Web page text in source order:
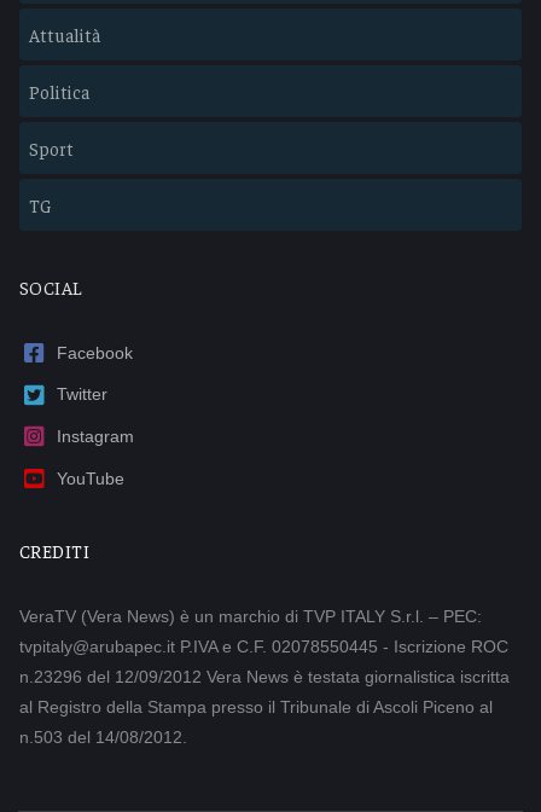
Attualità
Politica
Sport
TG
SOCIAL
Facebook
Twitter
Instagram
YouTube
CREDITI
VeraTV (Vera News) è un marchio di TVP ITALY S.r.l. – PEC:
tvpitaly@arubapec.it P.IVA e C.F. 02078550445 - Iscrizione ROC
n.23296 del 12/09/2012 Vera News è testata giornalistica iscritta
al Registro della Stampa presso il Tribunale di Ascoli Piceno al
n.503 del 14/08/2012.